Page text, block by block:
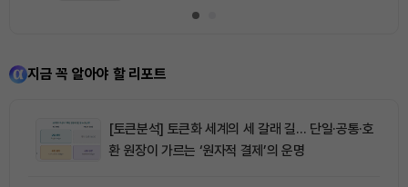
지금 꼭 알아야 할 리포트
[토큰분석] 토큰화 세계의 세 갈래 길… 단일·공통·호
환 원장이 가르는 ‘원자적 결제’의 운명